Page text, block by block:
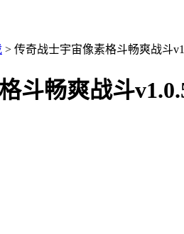
> 传奇战士宇宙像素格斗畅爽战斗
斗畅爽战斗